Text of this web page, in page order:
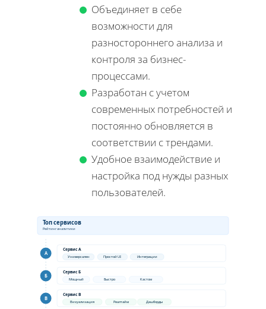
Объединяет в себе
возможности для
разностороннего анализа и
контроля за бизнес-
процессами.
Разработан с учетом
современных потребностей и
постоянно обновляется в
соответствии с трендами.
Удобное взаимодействие и
настройка под нужды разных
пользователей.
Топ сервисов
Рейтинг аналитики
А
Сервис А
Универсален Простой UI Интеграции
Б
Сервис Б
Мощный Быстро Кастом
В
Сервис В
Визуализация Реалтайм Дашборды